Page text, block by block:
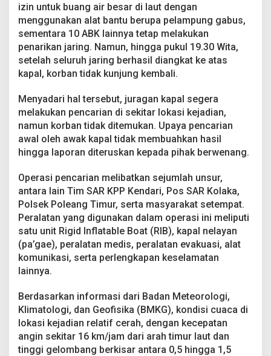
izin untuk buang air besar di laut dengan
menggunakan alat bantu berupa pelampung gabus,
sementara 10 ABK lainnya tetap melakukan
penarikan jaring. Namun, hingga pukul 19.30 Wita,
setelah seluruh jaring berhasil diangkat ke atas
kapal, korban tidak kunjung kembali.
Menyadari hal tersebut, juragan kapal segera
melakukan pencarian di sekitar lokasi kejadian,
namun korban tidak ditemukan. Upaya pencarian
awal oleh awak kapal tidak membuahkan hasil
hingga laporan diteruskan kepada pihak berwenang.
Operasi pencarian melibatkan sejumlah unsur,
antara lain Tim SAR KPP Kendari, Pos SAR Kolaka,
Polsek Poleang Timur, serta masyarakat setempat.
Peralatan yang digunakan dalam operasi ini meliputi
satu unit Rigid Inflatable Boat (RIB), kapal nelayan
(pa’gae), peralatan medis, peralatan evakuasi, alat
komunikasi, serta perlengkapan keselamatan
lainnya.
Berdasarkan informasi dari Badan Meteorologi,
Klimatologi, dan Geofisika (BMKG), kondisi cuaca di
lokasi kejadian relatif cerah, dengan kecepatan
angin sekitar 16 km/jam dari arah timur laut dan
tinggi gelombang berkisar antara 0,5 hingga 1,5